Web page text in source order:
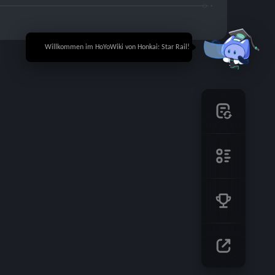
🎉 Willkommen im HoYoWiki von Honkai: Star Rail!